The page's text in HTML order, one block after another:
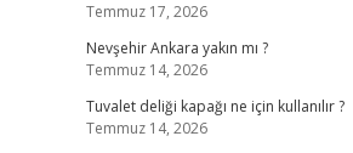
Temmuz 17, 2026
Nevşehir Ankara yakın mı ?
Temmuz 14, 2026
Tuvalet deliği kapağı ne için kullanılır ?
Temmuz 14, 2026